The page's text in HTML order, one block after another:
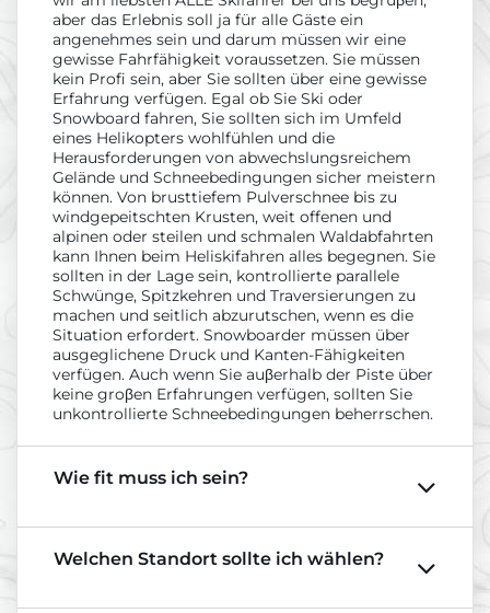
aber das Erlebnis soll ja für alle Gäste ein
angenehmes sein und darum müssen wir eine
gewisse Fahrfähigkeit voraussetzen. Sie müssen
kein Profi sein, aber Sie sollten über eine gewisse
Erfahrung verfügen. Egal ob Sie Ski oder
Snowboard fahren, Sie sollten sich im Umfeld
eines Helikopters wohlfühlen und die
Herausforderungen von abwechslungsreichem
Gelände und Schneebedingungen sicher meistern
können. Von brusttiefem Pulverschnee bis zu
windgepeitschten Krusten, weit offenen und
alpinen oder steilen und schmalen Waldabfahrten
kann Ihnen beim Heliskifahren alles begegnen. Sie
sollten in der Lage sein, kontrollierte parallele
Schwünge, Spitzkehren und Traversierungen zu
machen und seitlich abzurutschen, wenn es die
Situation erfordert. Snowboarder müssen über
ausgeglichene Druck und Kanten-Fähigkeiten
verfügen. Auch wenn Sie auβerhalb der Piste über
keine groβen Erfahrungen verfügen, sollten Sie
unkontrollierte Schneebedingungen beherrschen.
Wie fit muss ich sein?
Welchen Standort sollte ich wählen?